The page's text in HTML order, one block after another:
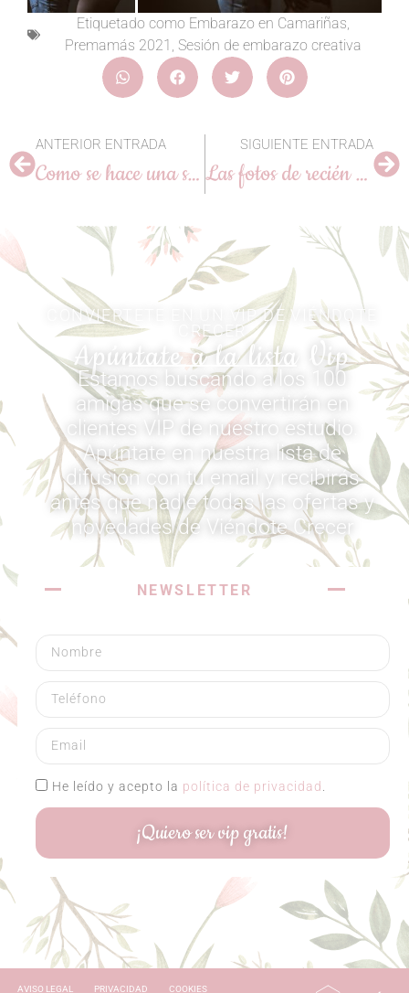
Etiquetado como Embarazo en Camariñas,
Premamás 2021 , Sesión de embarazo creativa
ANTERIOR ENTRADA
Como se hace una sesión de embarazo en la naturaleza
SIGUIENTE ENTRADA
Las fotos de recién nacido de Martiño de Camelle
CONVIERTETE EN UN VIP DE VIÉNDOTE
CRECER
Apúntate a la lista Vip
Estamos buscando a los 100
amigas que se convertirán en
clientes VIP de nuestro estudio.
Apúntate en nuestra lista de
difusión con tu email y recibirás
antes que nadie todas las ofertas y
novedades de Viéndote Crecer​
NEWSLETTER
He leído y acepto la política de privacidad .
¡Quiero ser vip gratis!
AVISO LEGAL PRIVACIDAD COOKIES